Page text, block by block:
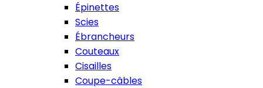
Épinettes
Scies
Ébrancheurs
Couteaux
Cisailles
Coupe-câbles